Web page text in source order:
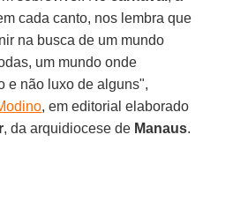
cada canto, nos lembra que
na busca de um mundo
um mundo onde
e não luxo de alguns",
, em editorial elaborado
, da arquidiocese de Manaus.